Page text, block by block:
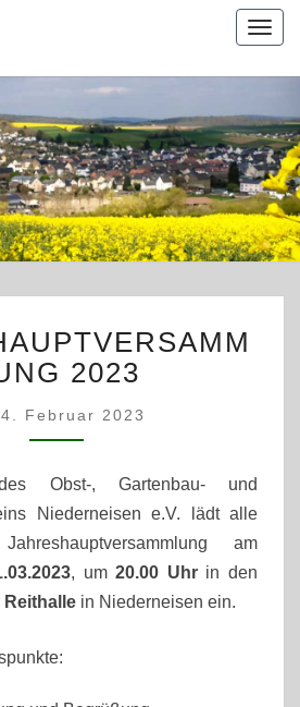
2023
2023
Februar 2023
Obst-, Gartenbau- und
Niederneisen e.V. lädt alle
am
, um20.00 Uhrin den
Reithalle in Niederneisen ein.